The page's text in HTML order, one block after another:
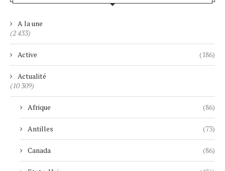
A la une
(2 433)
Active (186)
Actualité
(10 309)
Afrique (86)
Antilles (73)
Canada (86)